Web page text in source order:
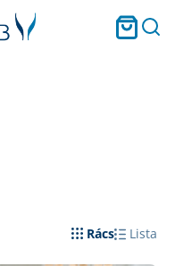
Rács Lista